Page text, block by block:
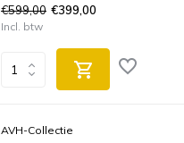
€599,00 €399,00
Incl. btw
AVH-Collectie